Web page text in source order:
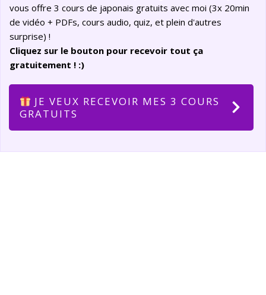
vous offre 3 cours de japonais gratuits avec moi (3x 20min
de vidéo + PDFs, cours audio, quiz, et plein d'autres
surprise) !
Cliquez sur le bouton pour recevoir tout ça
gratuitement ! :)
JE VEUX RECEVOIR MES 3 COURS
GRATUITS